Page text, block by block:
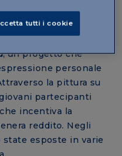
, un progetto che
personale
la pittura su
partecipanti
incentiva la
reddito. Negli
state esposte in varie
tutti i cookie